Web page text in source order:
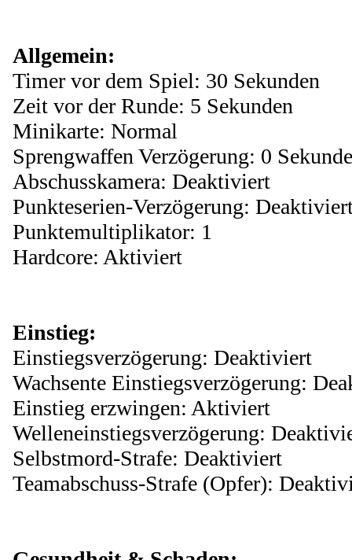
Allgemein:
Timer vor dem Spiel: 30 Sekunden
Zeit vor der Runde: 5 Sekunden
Minikarte: Normal
Sprengwaffen Verzögerung: 0
Abschusskamera: Deaktiviert
Punkteserien-Verzögerung:
Punktemultiplikator: 1
Hardcore: Aktiviert
Einstieg:
Einstiegsverzögerung: Deaktiviert
Wachsente Einstiegsverzögerung:
Einstieg erzwingen: Aktiviert
Welleneinstiegsverzögerung:
Selbstmord-Strafe: Deaktiviert
Teamabschuss-Strafe (Opfer):